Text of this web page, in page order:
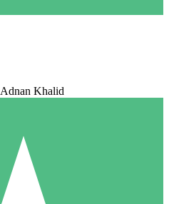
Adnan Khalid